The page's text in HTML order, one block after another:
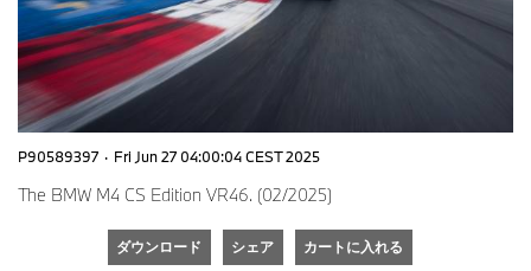
P90589397 · Fri Jun 27 04:00:04 CEST 2025
The BMW M4 CS Edition VR46. (02/2025)
ダウンロード シェア カートに入れる